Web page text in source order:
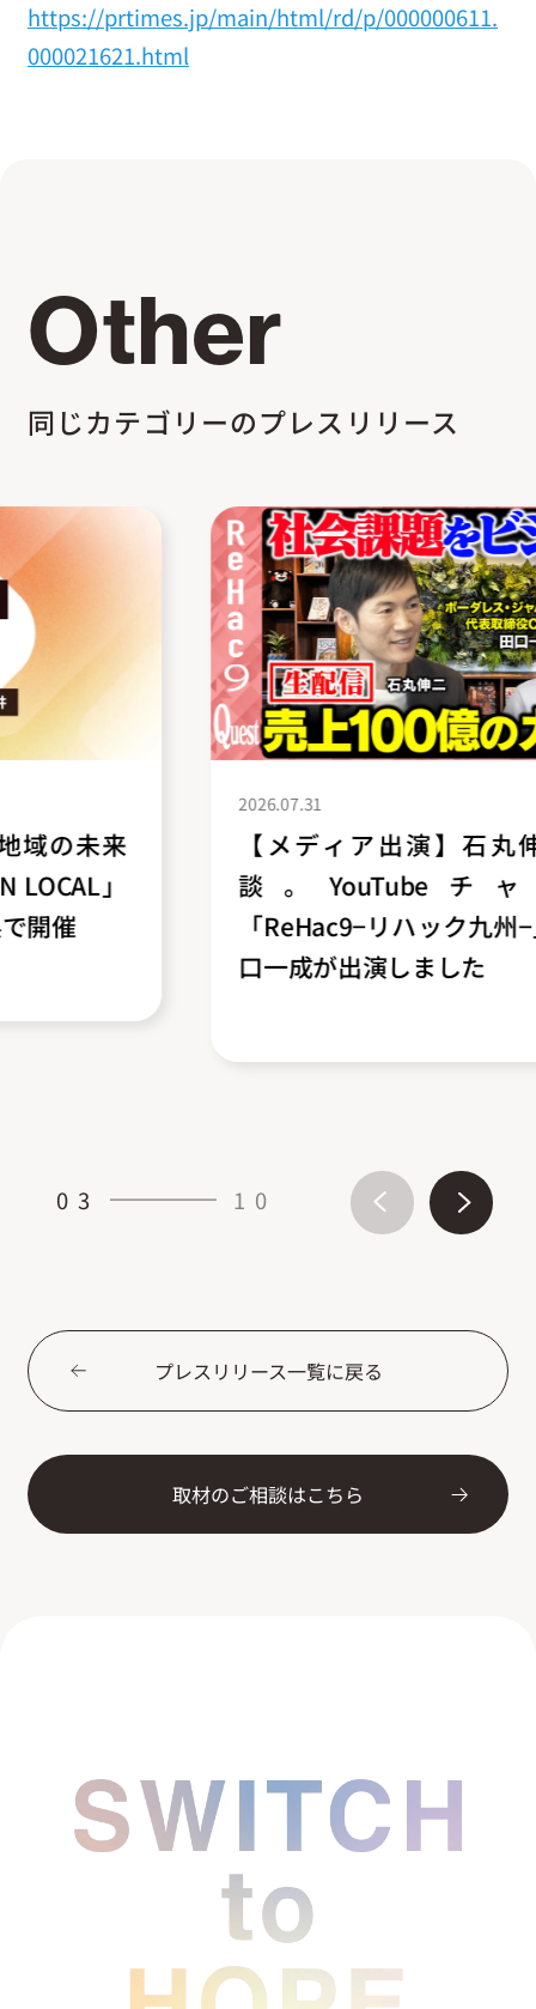
https://prtimes.jp/main/html/rd/p/000000611.
000021621.html
Other
同じカテゴリーのプレスリリース
【メディア出演】石丸伸二氏と対
談。YouTubeチャンネル
「ReHac9−リハック九州−」にCEO田
口一成が出演しました
03 10
プレスリリース一覧に戻る
取材のご相談はこちら